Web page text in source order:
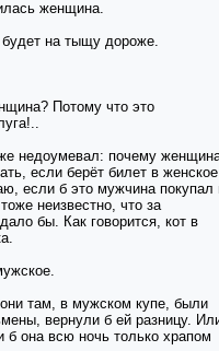
женщина.
на тыщу дороже.
Потому что это
недоумевал: почему
если берёт билет в женское
если б это мужчина покупал
неизвестно, что за
бы. Как говорится, кот в
там, в мужском купе, были
вернули б ей разницу.
б она всю ночь только храпом